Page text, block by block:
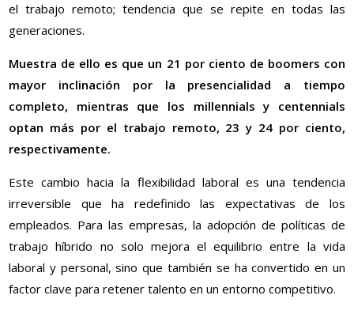
el trabajo remoto; tendencia que se repite en todas las
generaciones.
Muestra de ello es que un 21 por ciento de boomers con
mayor inclinación por la presencialidad a tiempo
completo, mientras que los millennials y centennials
optan más por el trabajo remoto, 23 y 24 por ciento,
respectivamente.
Este cambio hacia la flexibilidad laboral es una tendencia
irreversible que ha redefinido las expectativas de los
empleados. Para las empresas, la adopción de políticas de
trabajo híbrido no solo mejora el equilibrio entre la vida
laboral y personal, sino que también se ha convertido en un
factor clave para retener talento en un entorno competitivo.